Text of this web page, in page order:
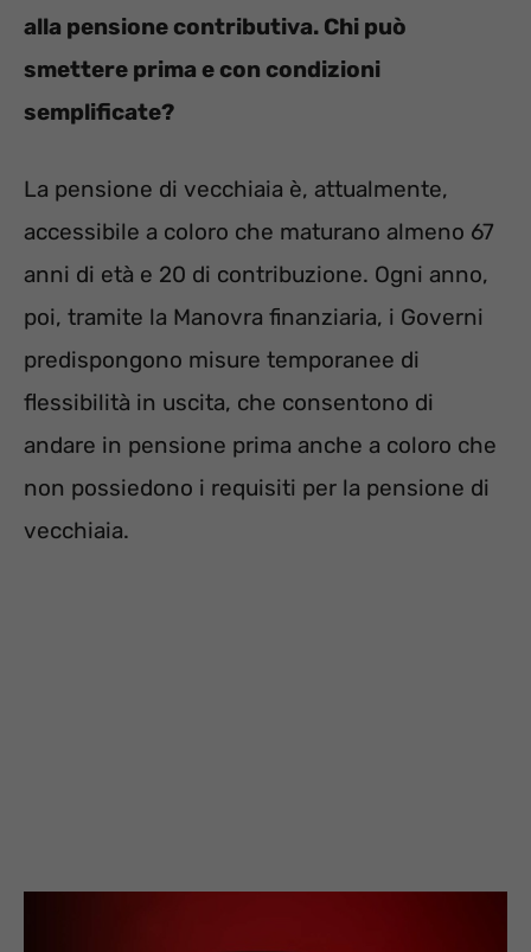
alla pensione contributiva. Chi può
smettere prima e con condizioni
semplificate?
La pensione di vecchiaia è, attualmente,
accessibile a coloro che maturano almeno 67
anni di età e 20 di contribuzione. Ogni anno,
poi, tramite la Manovra finanziaria, i Governi
predispongono misure temporanee di
flessibilità in uscita, che consentono di
andare in pensione prima anche a coloro che
non possiedono i requisiti per la pensione di
vecchiaia.